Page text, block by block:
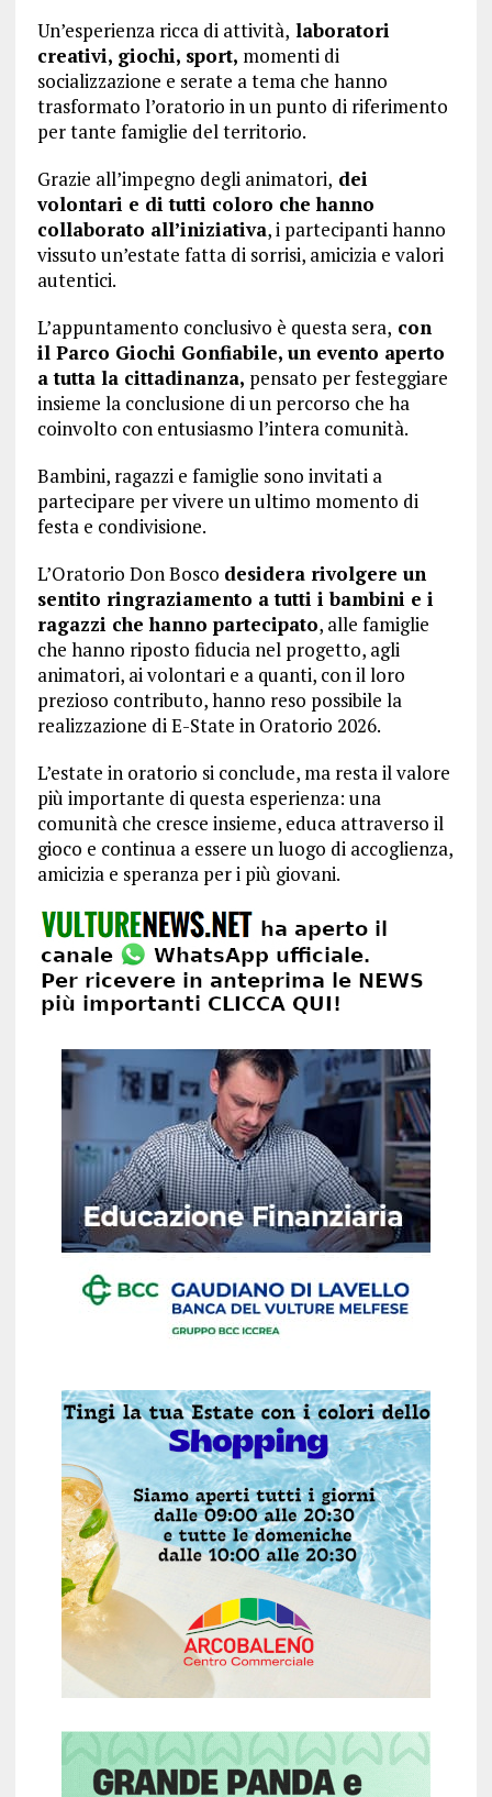
Un’esperienza ricca di attività, laboratori
creativi, giochi, sport, momenti di
socializzazione e serate a tema che hanno
trasformato l’oratorio in un punto di riferimento
per tante famiglie del territorio.
Grazie all’impegno degli animatori, dei
volontari e di tutti coloro che hanno
collaborato all’iniziativa, i partecipanti hanno
vissuto un’estate fatta di sorrisi, amicizia e valori
autentici.
L’appuntamento conclusivo è questa sera, con
il Parco Giochi Gonfiabile, un evento aperto
a tutta la cittadinanza, pensato per festeggiare
insieme la conclusione di un percorso che ha
coinvolto con entusiasmo l’intera comunità.
Bambini, ragazzi e famiglie sono invitati a
partecipare per vivere un ultimo momento di
festa e condivisione.
L’Oratorio Don Bosco desidera rivolgere un
sentito ringraziamento a tutti i bambini e i
ragazzi che hanno partecipato, alle famiglie
che hanno riposto fiducia nel progetto, agli
animatori, ai volontari e a quanti, con il loro
prezioso contributo, hanno reso possibile la
realizzazione di E-State in Oratorio 2026.
L’estate in oratorio si conclude, ma resta il valore
più importante di questa esperienza: una
comunità che cresce insieme, educa attraverso il
gioco e continua a essere un luogo di accoglienza,
amicizia e speranza per i più giovani.